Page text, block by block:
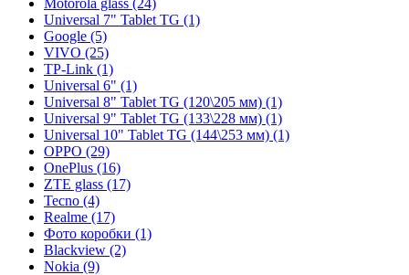
Universal 7" Tablet TG (1)
Google (5)
VIVO (25)
TP-Link (1)
Universal 6" (1)
Universal 8" Tablet TG (120\205 мм) (1)
Universal 9" Tablet TG (133\228 мм) (1)
Universal 10" Tablet TG (144\253 мм) (1)
OPPO (29)
OnePlus (16)
ZTE glass (17)
Tecno (4)
Realme (17)
Фото коробки (1)
Blackview (2)
Nokia (9)